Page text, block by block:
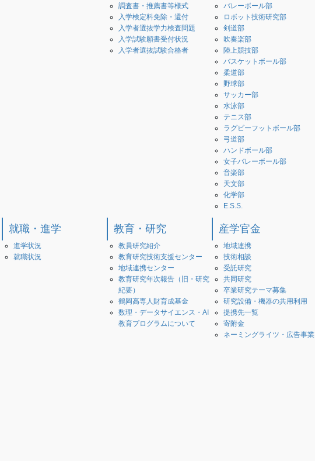
調査書・推薦書等様式
入学検定料免除・還付
入学者選抜学力検査問題
入学試験願書受付状況
入学者選抜試験合格者
バレーボール部
ロボット技術研究部
剣道部
吹奏楽部
陸上競技部
バスケットボール部
柔道部
野球部
サッカー部
水泳部
テニス部
ラグビーフットボール部
弓道部
ハンドボール部
女子バレーボール部
音楽部
天文部
化学部
E.S.S.
就職・進学
進学状況
就職状況
教育・研究
教員研究紹介
教育研究技術支援センター
地域連携センター
教育研究年次報告（旧・研究
紀要）
鶴岡高専人財育成基金
数理・データサイエンス・AI
教育プログラムについて
産学官金
地域連携
技術相談
受託研究
共同研究
卒業研究テーマ募集
研究設備・機器の共用利用
提携先一覧
寄附金
ネーミングライツ・広告事業